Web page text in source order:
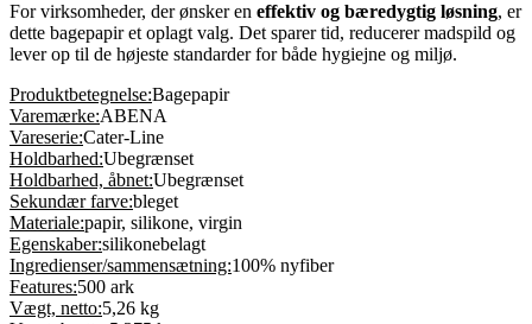
For virksomheder, der ønsker en effektiv og bæredygtig løsning, er
dette bagepapir et oplagt valg. Det sparer tid, reducerer madspild og
lever op til de højeste standarder for både hygiejne og miljø.
Produktbetegnelse:Bagepapir
Varemærke:ABENA
Vareserie:Cater-Line
Holdbarhed:Ubegrænset
Holdbarhed, åbnet:Ubegrænset
Sekundær farve:bleget
Materiale:papir, silikone, virgin
Egenskaber:silikonebelagt
Ingredienser/sammensætning:100% nyfiber
Features:500 ark
Vægt, netto:5,26 kg